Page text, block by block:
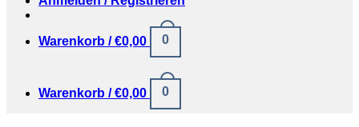
Warenkorb /€0,00 0
Warenkorb /€0,00 0